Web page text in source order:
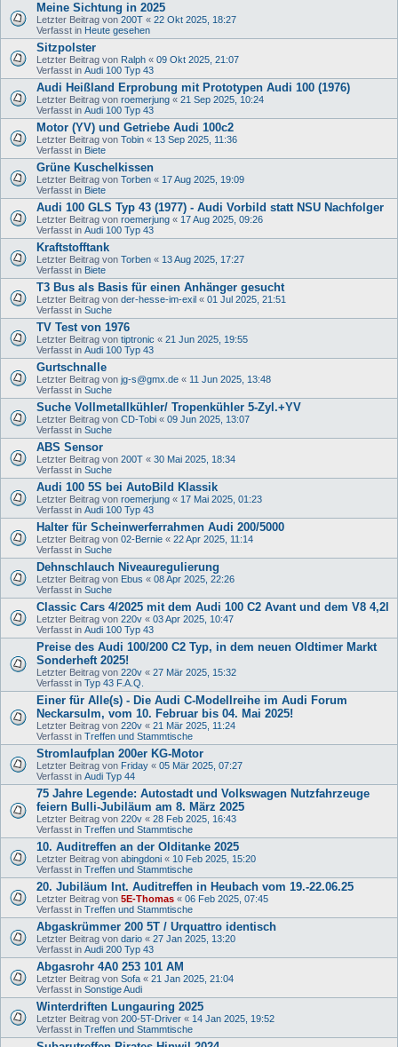
Meine Sichtung in 2025
Letzter Beitrag von 200T « 22 Okt 2025, 18:27
Verfasst in Heute gesehen
Sitzpolster
Letzter Beitrag von Ralph « 09 Okt 2025, 21:07
Verfasst in Audi 100 Typ 43
Audi Heißland Erprobung mit Prototypen Audi 100 (1976)
Letzter Beitrag von roemerjung « 21 Sep 2025, 10:24
Verfasst in Audi 100 Typ 43
Motor (YV) und Getriebe Audi 100c2
Letzter Beitrag von Tobin « 13 Sep 2025, 11:36
Verfasst in Biete
Grüne Kuschelkissen
Letzter Beitrag von Torben « 17 Aug 2025, 19:09
Verfasst in Biete
Audi 100 GLS Typ 43 (1977) - Audi Vorbild statt NSU Nachfolger
Letzter Beitrag von roemerjung « 17 Aug 2025, 09:26
Verfasst in Audi 100 Typ 43
Kraftstofftank
Letzter Beitrag von Torben « 13 Aug 2025, 17:27
Verfasst in Biete
T3 Bus als Basis für einen Anhänger gesucht
Letzter Beitrag von der-hesse-im-exil « 01 Jul 2025, 21:51
Verfasst in Suche
TV Test von 1976
Letzter Beitrag von tiptronic « 21 Jun 2025, 19:55
Verfasst in Audi 100 Typ 43
Gurtschnalle
Letzter Beitrag von jg-s@gmx.de « 11 Jun 2025, 13:48
Verfasst in Suche
Suche Vollmetallkühler/ Tropenkühler 5-Zyl.+YV
Letzter Beitrag von CD-Tobi « 09 Jun 2025, 13:07
Verfasst in Suche
ABS Sensor
Letzter Beitrag von 200T « 30 Mai 2025, 18:34
Verfasst in Suche
Audi 100 5S bei AutoBild Klassik
Letzter Beitrag von roemerjung « 17 Mai 2025, 01:23
Verfasst in Audi 100 Typ 43
Halter für Scheinwerferrahmen Audi 200/5000
Letzter Beitrag von 02-Bernie « 22 Apr 2025, 11:14
Verfasst in Suche
Dehnschlauch Niveauregulierung
Letzter Beitrag von Ebus « 08 Apr 2025, 22:26
Verfasst in Suche
Classic Cars 4/2025 mit dem Audi 100 C2 Avant und dem V8 4,2l
Letzter Beitrag von 220v « 03 Apr 2025, 10:47
Verfasst in Audi 100 Typ 43
Preise des Audi 100/200 C2 Typ, in dem neuen Oldtimer Markt
Sonderheft 2025!
Letzter Beitrag von 220v « 27 Mär 2025, 15:32
Verfasst in Typ 43 F.A.Q.
Einer für Alle(s) - Die Audi C-Modellreihe im Audi Forum
Neckarsulm, vom 10. Februar bis 04. Mai 2025!
Letzter Beitrag von 220v « 21 Mär 2025, 11:24
Verfasst in Treffen und Stammtische
Stromlaufplan 200er KG-Motor
Letzter Beitrag von Friday « 05 Mär 2025, 07:27
Verfasst in Audi Typ 44
75 Jahre Legende: Autostadt und Volkswagen Nutzfahrzeuge
feiern Bulli-Jubiläum am 8. März 2025
Letzter Beitrag von 220v « 28 Feb 2025, 16:43
Verfasst in Treffen und Stammtische
10. Auditreffen an der Olditanke 2025
Letzter Beitrag von abingdoni « 10 Feb 2025, 15:20
Verfasst in Treffen und Stammtische
20. Jubiläum Int. Auditreffen in Heubach vom 19.-22.06.25
Letzter Beitrag von 5E-Thomas « 06 Feb 2025, 07:45
Verfasst in Treffen und Stammtische
Abgaskrümmer 200 5T / Urquattro identisch
Letzter Beitrag von dario « 27 Jan 2025, 13:20
Verfasst in Audi 200 Typ 43
Abgasrohr 4A0 253 101 AM
Letzter Beitrag von Sofa « 21 Jan 2025, 21:04
Verfasst in Sonstige Audi
Winterdriften Lungauring 2025
Letzter Beitrag von 200-5T-Driver « 14 Jan 2025, 19:52
Verfasst in Treffen und Stammtische